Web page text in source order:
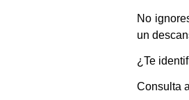
No
un
¿Te
Consulta